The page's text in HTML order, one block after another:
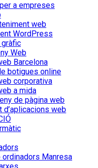
a empreses
web
WordPress
Web
Barcelona
botigues online
corporativa
a mida
de pàgina web
d’aplicacions web
ordinadors Manresa